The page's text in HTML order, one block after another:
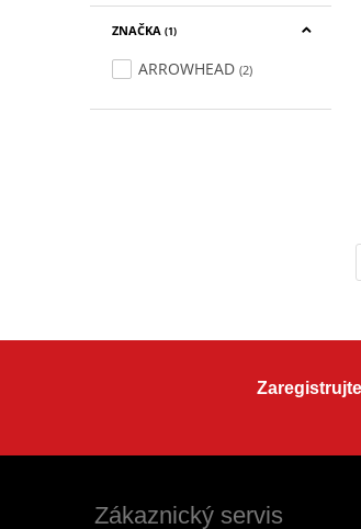
ZNAČKA (1)
ARROWHEAD (2)
Zákaznický servis